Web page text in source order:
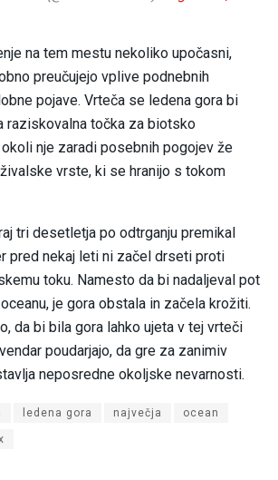
na tem mestu nekoliko upočasni,
preučujejo vplive podnebnih
pojave. Vrteča se ledena gora bi
raziskovalna točka za biotsko
nje zaradi posebnih pogojev že
vrste, ki se hranijo s tokom
tri desetletja po odtrganju premikal
pred nekaj leti ni začel drseti proti
toku. Namesto da bi nadaljeval pot
je gora obstala in začela krožiti.
da bi bila gora lahko ujeta v tej vrteči
poudarjajo, da gre za zanimiv
neposredne okoljske nevarnosti.
ledena gora največja ocean